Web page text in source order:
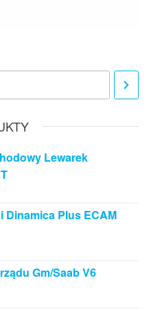
Lewarek
Plus ECAM
Gm/Saab V6